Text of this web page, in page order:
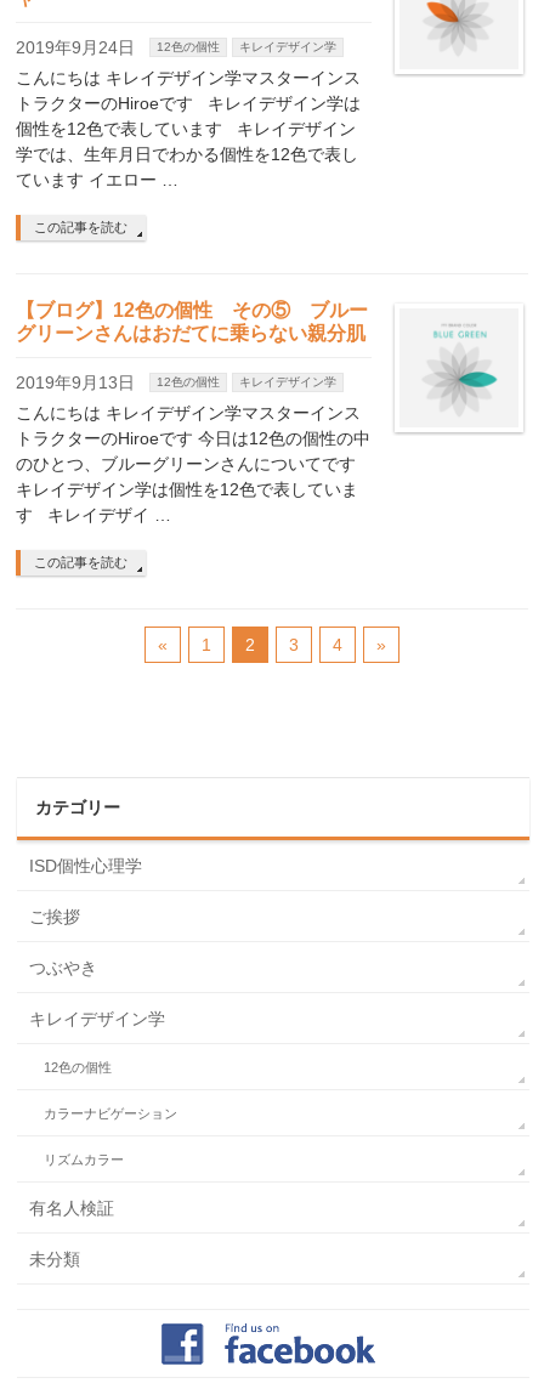
2019年9月24日 12色の個性 キレイデザイン学
こんにちは キレイデザイン学マスターインス
トラクターのHiroeです キレイデザイン学は
個性を12色で表しています キレイデザイン
学では、生年月日でわかる個性を12色で表し
ています イエロー …
この記事を読む
【ブログ】12色の個性 その⑤ ブルー
グリーンさんはおだてに乗らない親分肌
2019年9月13日 12色の個性 キレイデザイン学
こんにちは キレイデザイン学マスターインス
トラクターのHiroeです 今日は12色の個性の中
のひとつ、ブルーグリーンさんについてです
キレイデザイン学は個性を12色で表していま
す キレイデザイ …
この記事を読む
« 1 2 3 4 »
カテゴリー
ISD個性心理学
ご挨拶
つぶやき
キレイデザイン学
12色の個性
カラーナビゲーション
リズムカラー
有名人検証
未分類